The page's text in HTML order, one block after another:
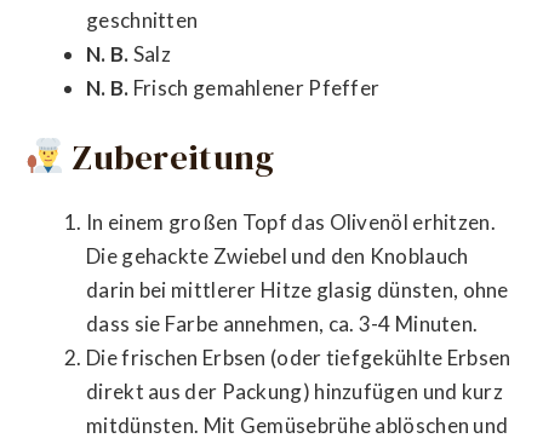
geschnitten
N. B.Salz
N. B. Frisch gemahlener Pfeffer
Zubereitung
In einem großen Topf das Olivenöl erhitzen.
Die gehackte Zwiebel und den Knoblauch
darin bei mittlerer Hitze glasig dünsten, ohne
dass sie Farbe annehmen, ca. 3-4 Minuten.
Die frischen Erbsen (oder tiefgekühlte Erbsen
direkt aus der Packung) hinzufügen und kurz
mitdünsten. Mit Gemüsebrühe ablöschen und